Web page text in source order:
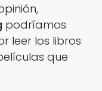
podríamos
leer los libros
que